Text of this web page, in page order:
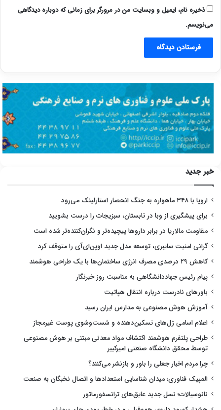
ذخیره نام، ایمیل و وبسایت من در مرورگر برای زمانی که دوباره دیدگاهی
می‌نویسم.
خبر جدید
اروپا با ۳۴۸ ماهواره به جنگ انحصار استارلینک می‌رود
برای پیشگیری از وبا در تابستان، سبزیجات را درست بشویید
مقاومت مالاریا در برابر داروها پیچیده‌تر و نگران‌کننده‌تر شده است
گرانی امنیت سایبری، توسعه مدل جدید اوپن‌ای‌آی را متوقف کرد
کاهش ۲۹ درصدی مصرف انرژی ساختمان‌ها با یک طراحی هوشمند
پیام رئیس جهاددانشگاهی به مناسبت روز خبرنگار
باورهای نادرست درباره انتقال هپاتیت
آموزش هوش مصنوعی به مدارس ایران رسید
اعلام اسامی ژل‌های تسکین‌دهنده و شست‌وشوی پوست غیرمجاز
طراحی پلتفرم هوشمند اکتشاف مواد معدنی مبتنی بر هوش مصنوعی
توسط محقق دانشگاه صنعتی امیرکبیر
چرا مردم اخبار جعلی را باور و بازنشر می‌کنند؟
المپیک فناوری؛ میدان شناسایی استعدادها و اتصال نخبگان به صنعت
نانوسیالات؛ نسل جدید عایق‌های ترانسفورماتور